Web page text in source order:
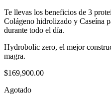
Te llevas los beneficios de 3
Colágeno hidrolizado y Caseína
durante todo el día.
Hydrobolic zero, el mejor
magra.
$169,900.00
Agotado